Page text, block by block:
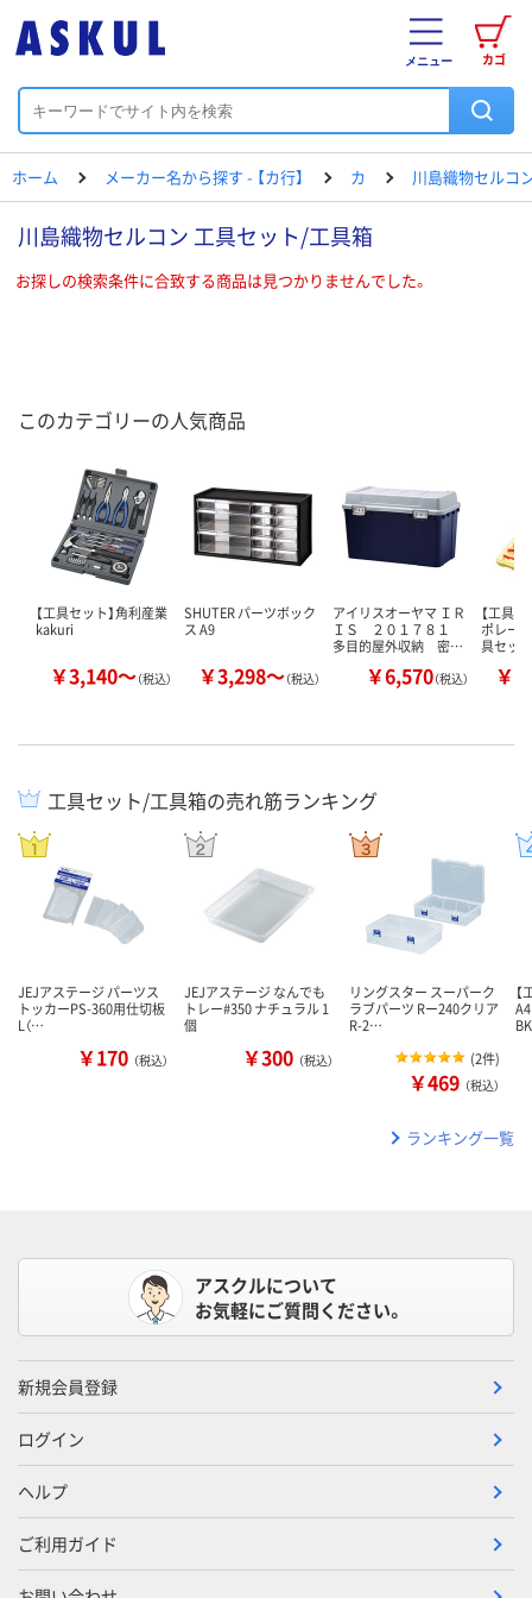
カゴ
メニュー
ホーム メーカー名から探す - 【カ行】 カ 川島織物セルコ
川島織物セルコン 工具セット/工具箱
お探しの検索条件に合致する商品は見つかりませんでした。
このカテゴリーの人気商品
【工具セット】角利産業
kakuri
￥3,140～（税込）
SHUTER パーツボック
ス A9
￥3,298～（税込）
アイリスオーヤマ ＩＲ
ＩＳ ２０１７８１
多目的屋外収納 密…
￥6,570（税込）
【工具
ポレー
具セッ
￥
工具セット/工具箱の売れ筋ランキング
JEJアステージ パーツス
トッカーPS-360用仕切板
L（…
￥170 （税込）
JEJアステージ なんでも
トレー#350 ナチュラル 1
個
￥300 （税込）
リングスター スーパーク
ラブパーツ Rー240クリア
R-2…
(2件)
￥469 （税込）
ランキング一覧
アスクルについて
お気軽にご質問ください。
新規会員登録
ログイン
ヘルプ
ご利用ガイド